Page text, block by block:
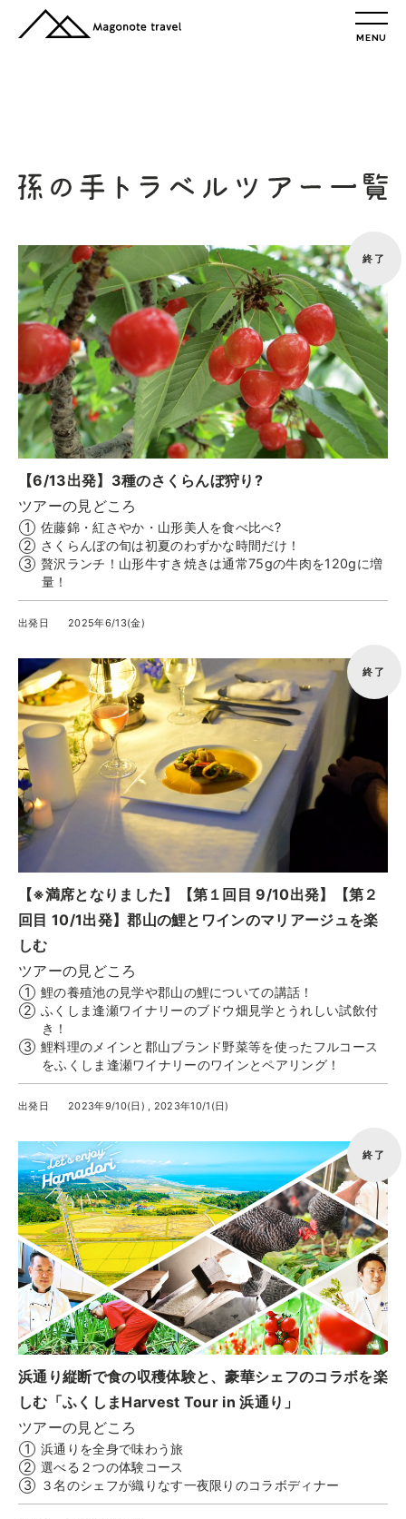
MENU
最新情報
旅行条件書
プライバシーポリシー
MAGONOTE TRAVEL
孫の手トラベル
トップ
ツアー一覧
参加の流れ
お問合せ
FOOD CAMP
フードキャンプ
トップ
メール会員登録
お問合せ
Food Camp（English）
BEST TABLE
ベストテーブル
トップ
ご予約
お問合せ
Best Table（English）
CATERING
ケータリング
トップ
実例一覧
ご注文
お問合せ
BUSINESS
法人・自治体様向け
トップ
実例一覧
お問合せ
終了
【6/13出発】3種のさくらんぼ狩り?
ツアーの見どころ
佐藤錦・紅さやか・山形美人を食べ比べ?
さくらんぼの旬は初夏のわずかな時間だけ！
贅沢ランチ！山形牛すき焼きは通常75gの牛肉を120gに増
量！
出発日 2025年6/13(金)
終了
【※満席となりました】【第１回目 9/10出発】【第２
回目 10/1出発】郡山の鯉とワインのマリアージュを楽
しむ
ツアーの見どころ
鯉の養殖池の見学や郡山の鯉についての講話！
ふくしま逢瀬ワイナリーのブドウ畑見学とうれしい試飲付
き！
鯉料理のメインと郡山ブランド野菜等を使ったフルコース
をふくしま逢瀬ワイナリーのワインとペアリング！
出発日 2023年9/10(日) , 2023年10/1(日)
終了
浜通り縦断で食の収穫体験と、豪華シェフのコラボを楽
しむ「ふくしまHarvest Tour in 浜通り」
ツアーの見どころ
浜通りを全身で味わう旅
選べる２つの体験コース
３名のシェフが織りなす一夜限りのコラボディナー